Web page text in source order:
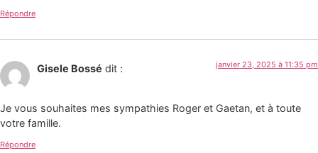
Répondre
Gisele Bossé dit : janvier 23, 2025 à 11:35 pm
Je vous souhaites mes sympathies Roger et Gaetan, et à toute
votre famille.
Répondre